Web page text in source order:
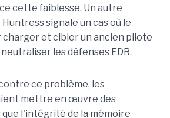
cette faiblesse. Un autre
signale un cas où le
charger et cibler un ancien pilote
les défenses EDR.
ce problème, les
mettre en œuvre des
l'intégrité de la mémoire